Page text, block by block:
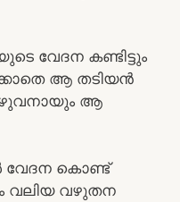
വേദന കണ്ടിട്ടും
ആ തടിയൻ
ആ
വേദന കൊണ്ട്
വലിയ വഴുതന